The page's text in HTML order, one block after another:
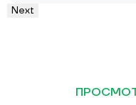
Next